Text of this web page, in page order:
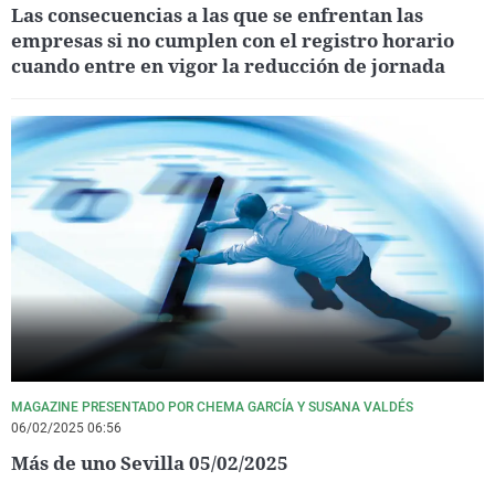
Las consecuencias a las que se enfrentan las
empresas si no cumplen con el registro horario
cuando entre en vigor la reducción de jornada
MAGAZINE PRESENTADO POR CHEMA GARCÍA Y SUSANA VALDÉS
06/02/2025 06:56
Más de uno Sevilla 05/02/2025